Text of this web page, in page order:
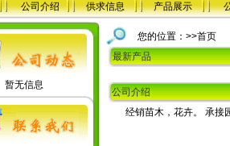
公司介绍 供求信息 产品展示
暂无信息
您的位置：>>首页
最新产品
公司介绍
经销苗木，花卉。 承接